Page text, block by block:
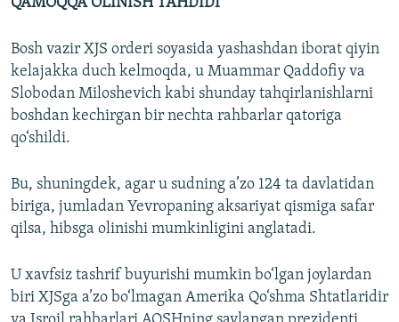
1080p
Bosh vazir XJS orderi soyasida yashashdan iborat qiyin
kelajakka duch kelmoqda, u Muammar Qaddofiy va
Slobodan Miloshevich kabi shunday tahqirlanishlarni
boshdan kechirgan bir nechta rahbarlar qatoriga
qo‘shildi.
Bu, shuningdek, agar u sudning a’zo 124 ta davlatidan
biriga, jumladan Yevropaning aksariyat qismiga safar
qilsa, hibsga olinishi mumkinligini anglatadi.
U xavfsiz tashrif buyurishi mumkin bo‘lgan joylardan
biri XJSga a’zo bo‘lmagan Amerika Qo‘shma Shtatlaridir